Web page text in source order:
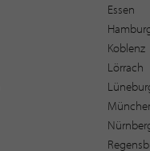
Essen
Koblenz
Lörrach